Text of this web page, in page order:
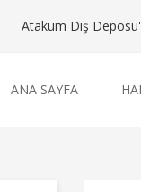
Atakum Diş
ANA SAYFA